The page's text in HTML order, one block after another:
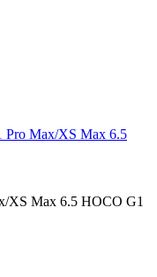
XS Max 6.5 HOCO G1